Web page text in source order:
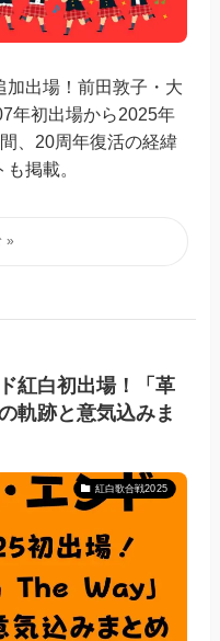
出場！前田敦子・大
年初出場から2025年
、20周年復活の経緯
掲載。
紅白初出場！「革
軌跡と意気込みま
紅白歌合戦2025